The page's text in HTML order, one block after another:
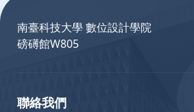
南臺科技大學 數位設計學院
磅礡館W805
聯絡我們